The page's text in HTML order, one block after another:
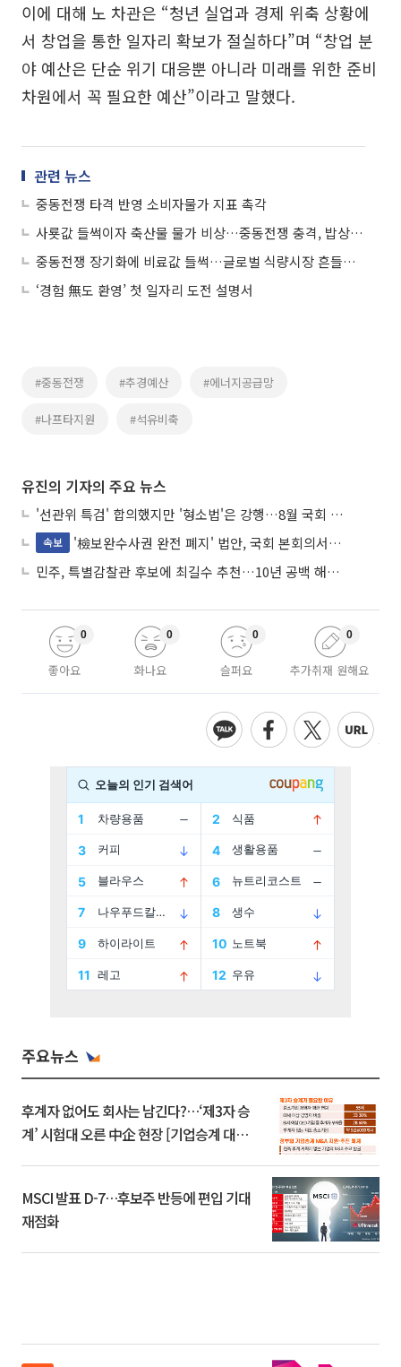
이에 대해 노 차관은 “청년 실업과 경제 위축 상황에
서 창업을 통한 일자리 확보가 절실하다”며 “창업 분
야 예산은 단순 위기 대응뿐 아니라 미래를 위한 준비
차원에서 꼭 필요한 예산”이라고 말했다.
관련 뉴스
중동전쟁 타격 반영 소비자물가 지표 촉각
사룟값 들썩이자 축산물 물가 비상…중동전쟁 충격, 밥상까지 번지나
중동전쟁 장기화에 비료값 들썩…글로벌 식량시장 흔들리나
‘경험 無도 환영’ 첫 일자리 도전 설명서
#중동전쟁 #추경예산 #에너지공급망
#나프타지원 #석유비축
유진의 기자의 주요 뉴스
'선관위 특검' 합의했지만 '형소법'은 강행…8월 국회 '입법 2차전' 예고
속보
'檢보완수사권 완전 폐지' 법안, 국회 본회의서 민주당 주도 통과
민주, 특별감찰관 후보에 최길수 추천…10년 공백 해소 속도
좋아요
0
화나요
0
슬퍼요
0
추가취재 원해요
0
주요뉴스
후계자 없어도 회사는 남긴다?…‘제3자 승
계’ 시험대 오른 中企 현장 [기업승계 대전
MSCI 발표 D-7…후보주 반등에 편입 기대
재점화